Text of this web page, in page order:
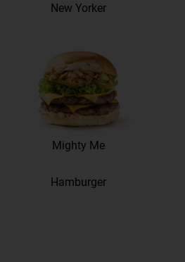
New Yorker
Mighty Me
Hamburger